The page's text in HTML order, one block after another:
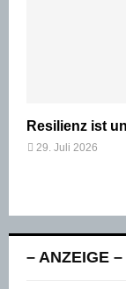
Resilienz ist
29. Juli 2026
– ANZEIGE –